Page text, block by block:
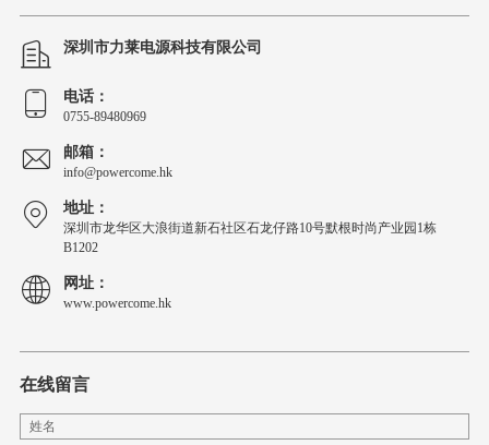
深圳市力莱电源科技有限公司
电话：
0755-89480969
邮箱：
info@powercome.hk
地址：
深圳市龙华区大浪街道新石社区石龙仔路10号默根时尚产业园1栋
B1202
网址：
www.powercome.hk
在线留言